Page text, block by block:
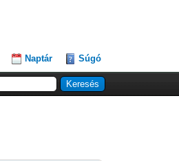
Naptár Súgó